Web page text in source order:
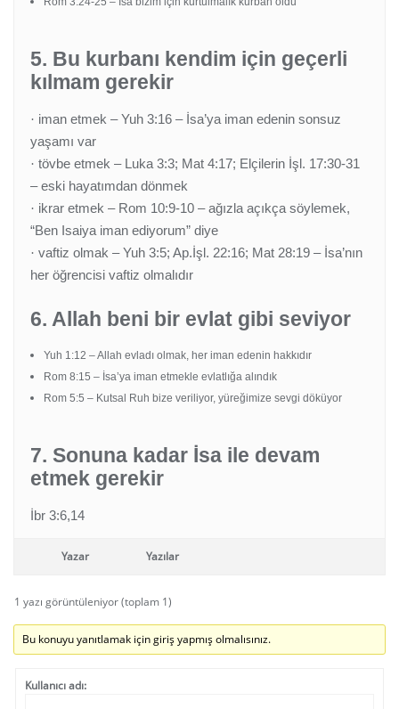
5. Bu kurbanı kendim için geçerli
kılmam gerekir
· iman etmek – Yuh 3:16 – İsa’ya iman edenin sonsuz
yaşamı var
· tövbe etmek – Luka 3:3; Mat 4:17; Elçilerin İşl. 17:30-31
– eski hayatımdan dönmek
· ikrar etmek – Rom 10:9-10 – ağızla açıkça söylemek,
“Ben Isaiya iman ediyorum” diye
· vaftiz olmak – Yuh 3:5; Ap.İşl. 22:16; Mat 28:19 – İsa’nın
her öğrencisi vaftiz olmalıdır
6. Allah beni bir evlat gibi seviyor
Yuh 1:12 – Allah evladı olmak, her iman edenin hakkıdır
Rom 8:15 – İsa’ya iman etmekle evlatlığa alındık
Rom 5:5 – Kutsal Ruh bize veriliyor, yüreğimize sevgi döküyor
7. Sonuna kadar İsa ile devam
etmek gerekir
İbr 3:6,14
Yazar Yazılar
1 yazı görüntüleniyor (toplam 1)
Bu konuyu yanıtlamak için giriş yapmış olmalısınız.
Kullanıcı adı: